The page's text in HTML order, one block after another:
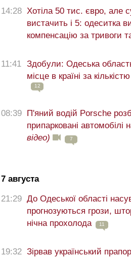
14:28 Хотіла 50 тис. євро, але
вистачить і 5: одеситка
компенсацію за тривоги
11:41
Здобули: Одеська
місце в країні за
12
08:39 П'яний водій Porsche
припарковані автомобілі
відео)
7
7 августа
21:29 До Одеської області
прогнозуються грози,
нічна прохолода
11
19:32 Зірвав український